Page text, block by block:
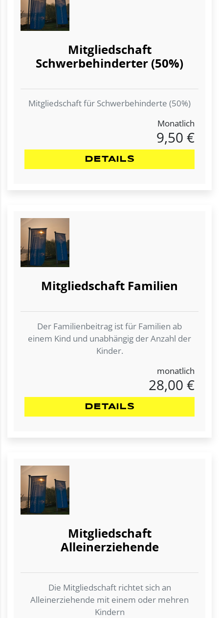
Mitgliedschaft
Schwerbehinderter (50%)
Mitgliedschaft für Schwerbehinderte (50%)
Monatlich
9,50 €
DETAILS
Mitgliedschaft Familien
Der Familienbeitrag ist für Familien ab
einem Kind und unabhängig der Anzahl der
Kinder.
monatlich
28,00 €
DETAILS
Mitgliedschaft
Alleinerziehende
Die Mitgliedschaft richtet sich an
Alleinerziehende mit einem oder mehren
Kindern